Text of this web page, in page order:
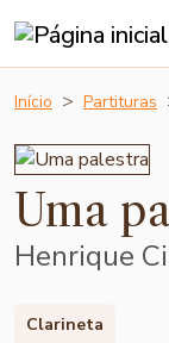
Início Partituras
Uma
Henrique
Clarineta